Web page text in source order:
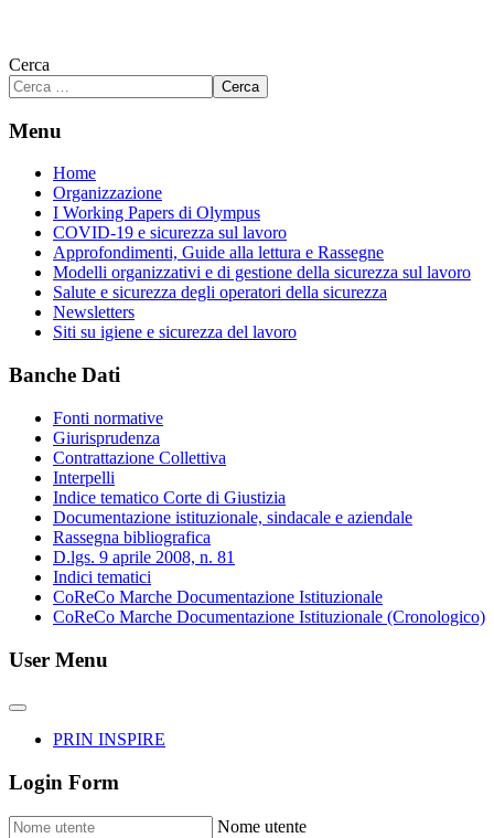
Cerca
Cerca
Menu
Home
Organizzazione
I Working Papers di Olympus
COVID-19 e sicurezza sul lavoro
Approfondimenti, Guide alla lettura e Rassegne
Modelli organizzativi e di gestione della sicurezza sul lavoro
Salute e sicurezza degli operatori della sicurezza
Newsletters
Siti su igiene e sicurezza del lavoro
Banche Dati
Fonti normative
Giurisprudenza
Contrattazione Collettiva
Interpelli
Indice tematico Corte di Giustizia
Documentazione istituzionale, sindacale e aziendale
Rassegna bibliografica
D.lgs. 9 aprile 2008, n. 81
Indici tematici
CoReCo Marche Documentazione Istituzionale
CoReCo Marche Documentazione Istituzionale (Cronologico)
User Menu
PRIN INSPIRE
Login Form
Nome utente